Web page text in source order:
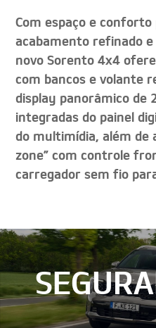
Com espaço e
acabamento refinado
novo Sorento 4x4
com bancos e volante
display panorâmico de
integradas do painel
do multimídia, além de
zone” com controle
carregador sem fio